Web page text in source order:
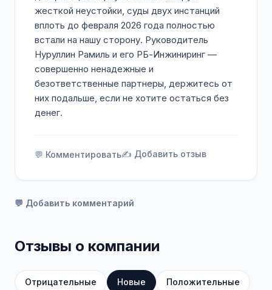
жесткой неустойки, суды двух инстанций
вплоть до февраля 2026 года полностью
встали на нашу сторону. Руководитель
Нуруллин Рамиль и его РБ-Инжиниринг —
совершенно ненадежные и
безответственные партнеры, держитесь от
них подальше, если не хотите остаться без
денег.
💬 Комментировать✍️ Добавить отзыв
💬 Добавить комментарий
Отзывы о компании
Отрицательные Новые Положительные